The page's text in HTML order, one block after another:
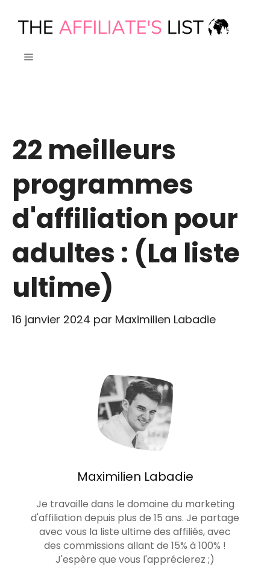
MENU
22 meilleurs
programmes
d'affiliation pour
adultes : (La liste
ultime)
16 janvier 2024 par Maximilien Labadie
Maximilien Labadie
Je travaille dans le domaine du marketing
d'affiliation depuis plus de 15 ans. Je partage
avec vous la liste ultime des affiliés, avec
des commissions allant de 15% à 100% !
J'espère que vous l'apprécierez ;)